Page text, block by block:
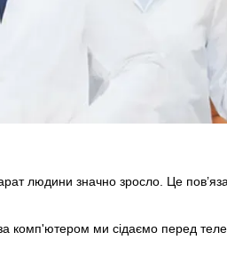
людини значно зросло. Це
комп'ютером ми сідаємо перед